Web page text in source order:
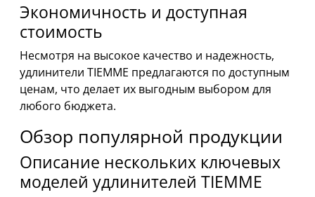
Экономичность и доступная
стоимость
Несмотря на высокое качество и надежность,
удлинители TIEMME предлагаются по доступным
ценам, что делает их выгодным выбором для
любого бюджета.
Обзор популярной продукции
Описание нескольких ключевых
моделей удлинителей TIEMME